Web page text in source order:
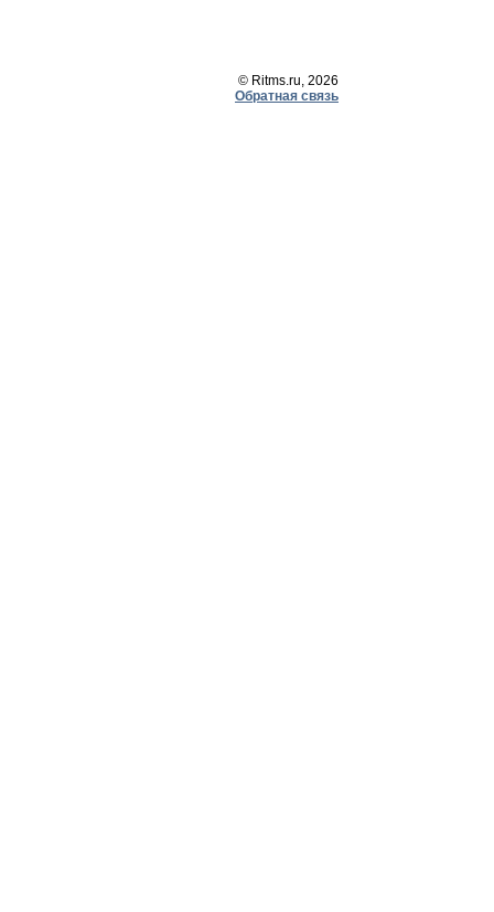
© Ritms.ru, 2026
Обратная связь